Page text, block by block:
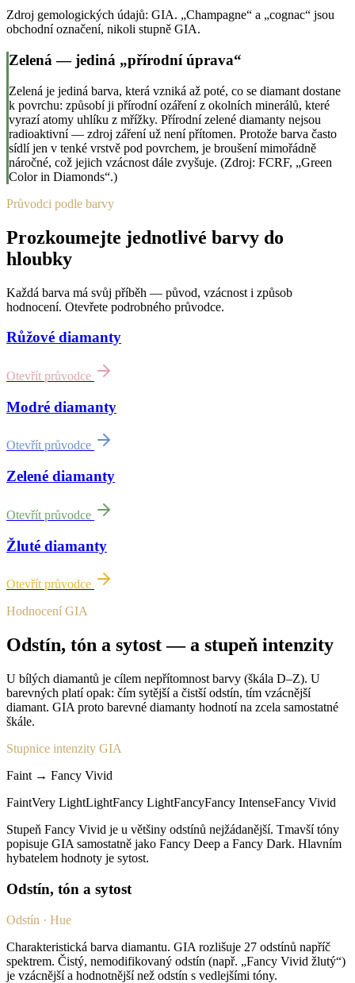
Zdroj gemologických údajů: GIA. „Champagne“ a „cognac“ jsou
obchodní označení, nikoli stupně GIA.
Zelená — jediná „přírodní úprava“
Zelená je jediná barva, která vzniká až poté, co se diamant dostane
k povrchu: způsobí ji přírodní ozáření z okolních minerálů, které
vyrazí atomy uhlíku z mřížky. Přírodní zelené diamanty nejsou
radioaktivní — zdroj záření už není přítomen. Protože barva často
sídlí jen v tenké vrstvě pod povrchem, je broušení mimořádně
náročné, což jejich vzácnost dále zvyšuje. (Zdroj: FCRF, „Green
Color in Diamonds“.)
Průvodci podle barvy
Prozkoumejte jednotlivé barvy do
hloubky
Každá barva má svůj příběh — původ, vzácnost i způsob
hodnocení. Otevřete podrobného průvodce.
Růžové diamanty
Otevřít průvodce
Modré diamanty
Otevřít průvodce
Zelené diamanty
Otevřít průvodce
Žluté diamanty
Otevřít průvodce
Hodnocení GIA
Odstín, tón a sytost — a stupeň intenzity
U bílých diamantů je cílem nepřítomnost barvy (škála D–Z). U
barevných platí opak: čím sytější a čistší odstín, tím vzácnější
diamant. GIA proto barevné diamanty hodnotí na zcela samostatné
škále.
Stupnice intenzity GIA
Faint → Fancy Vivid
FaintVery LightLightFancy LightFancyFancy IntenseFancy Vivid
Stupeň Fancy Vivid je u většiny odstínů nejžádanější. Tmavší tóny
popisuje GIA samostatně jako Fancy Deep a Fancy Dark. Hlavním
hybatelem hodnoty je sytost.
Odstín, tón a sytost
Odstín · Hue
Charakteristická barva diamantu. GIA rozlišuje 27 odstínů napříč
spektrem. Čistý, nemodifikovaný odstín (např. „Fancy Vivid žlutý“)
je vzácnější a hodnotnější než odstín s vedlejšími tóny.